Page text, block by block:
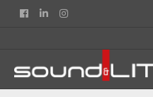
FacebookLinkedin